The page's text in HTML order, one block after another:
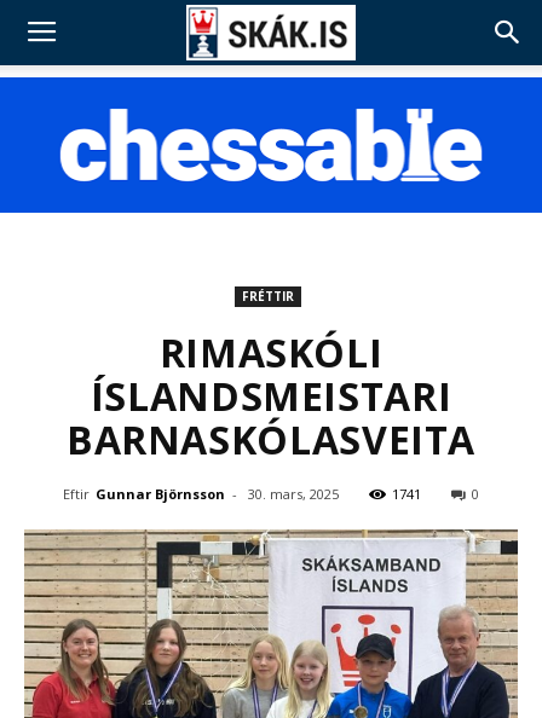
FRÉTTIR
RIMASKÓLI
ÍSLANDSMEISTARI
BARNASKÓLASVEITA
Eftir Gunnar Björnsson - 30. mars, 2025 1741 0